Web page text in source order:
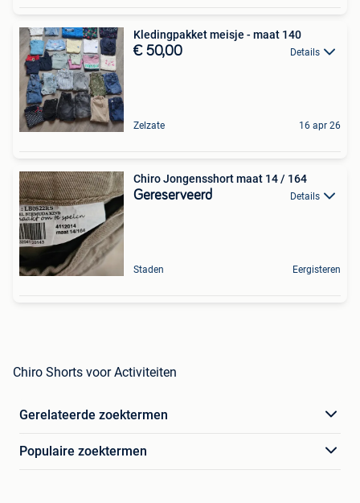
Kledingpakket meisje - maat 140
€ 50,00 Details
Zelzate 16 apr 26
Chiro Jongensshort maat 14 / 164
Gereserveerd Details
Staden Eergisteren
Chiro Shorts voor Activiteiten
Gerelateerde zoektermen
Populaire zoektermen